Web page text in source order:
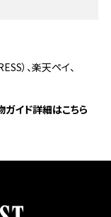
）、楽天ペイ、
ガイド詳細はこちら